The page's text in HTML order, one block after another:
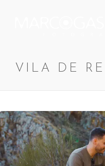
VILA DE REI